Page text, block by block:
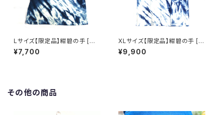
Lサイズ【限定品】紺碧の手 [天
然藍染 Tシャツ] 半袖 片側絞り
染め(左脇から裾)※職人手染め
¥7,700
XLサイズ【限定品】紺碧の手 [天
然藍染 Tシャツ] 半袖 片側絞り
染め(左脇から裾) ※職人手染め
¥9,900
その他の商品